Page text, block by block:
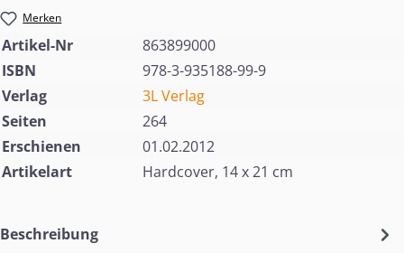
Merken
Artikel-Nr
863899000
ISBN
978-3-935188-99-9
Verlag
3L Verlag
Seiten
264
Erschienen
01.02.2012
Artikelart
Hardcover, 14 x 21 cm
Beschreibung